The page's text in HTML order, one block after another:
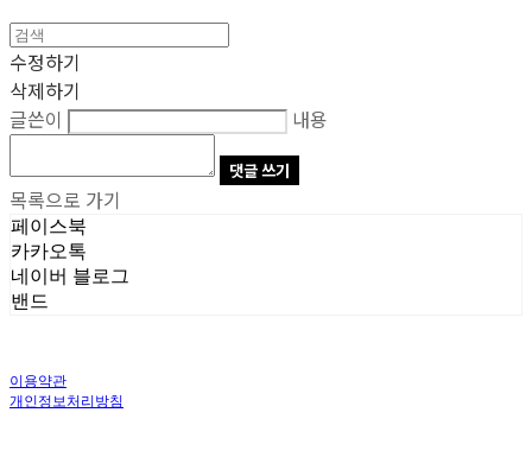
수정하기
삭제하기
글쓴이
내용
댓글 쓰기
목록으로 가기
페이스북
카카오톡
네이버 블로그
밴드
이용약관
개인정보처리방침